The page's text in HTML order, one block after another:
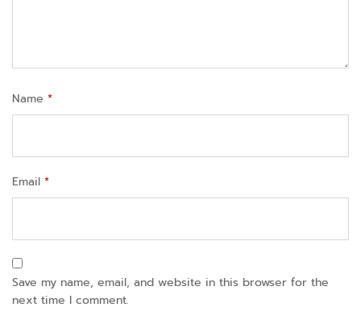
Name *
Email *
Save my name, email, and website in this browser for the
next time I comment.